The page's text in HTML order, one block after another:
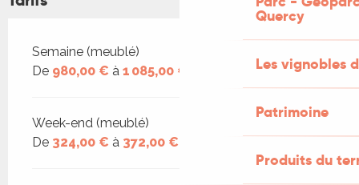
Quercy
Les vignobles
Patrimoine
Produits du
Tarifs 2026
Semaine (meublé)
De 980,00 € à 1 085,00 €
Week-end (meublé)
De 324,00 € à 372,00 €